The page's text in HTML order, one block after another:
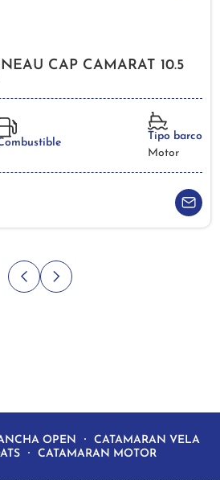
CAP CAMARAT 10.5
Tipo barco
Motor
OPEN
CATAMARAN VELA
CATAMARAN MOTOR